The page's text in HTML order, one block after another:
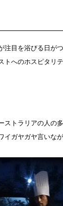
目を浴びる日が
へのホスピタリ
ストラリアの人の
ガヤガヤ言いなが